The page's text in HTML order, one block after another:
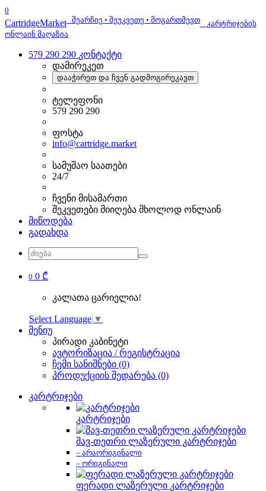
0
CartridgeMarket შეარჩიე • შეუკვეთე • მოგართმევთ
კარტრიჯების
ონლაინ მაღაზია
579 290 290 კონტაქტი
დამირეკეთ
დააჭირეთ და ჩვენ გადმოგირეკავთ
ტელეფონი
579 290 290
ფოსტა
info@cartridge.market
სამუშაო საათები
24/7
ჩვენი მისამართი
შეკვეთები მიიღება მხოლოდ ონლაინ
მიწოდება
გადახდა
0 0 ₾
კალათა ცარიელია!
Select Language ▼
მენიუ
პირადი კაბინეტი
ავტორიზაცია / რეგისტრაცია
ჩემი სანიშნები (0)
პროდუქციის შედარება (0)
კარტრიჯები
კარტრიჯები
შავ-თეთრი ლაზერული კარტრიჯები
– არაორიგინალი
– ორიგინალი
ფერადი ლაზერული კარტრიჯები